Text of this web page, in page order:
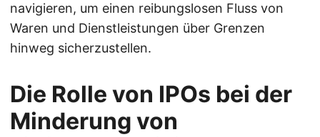
navigieren, um einen reibungslosen Fluss von
Waren und Dienstleistungen über Grenzen
hinweg sicherzustellen.
Die Rolle von IPOs bei der
Minderung von